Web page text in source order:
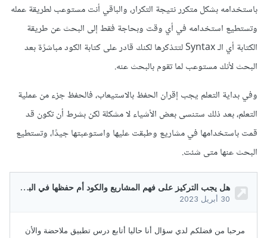
باستخدامه بشكل متكرر نتيجة التكرار، والباقي أنت مستوعب لطريقة عمله
وتستطيع استخدامه في أي وقت وبحاجة فقط إلى البحث عن طريقة
الكتابة أي الـ Syntax لتتذكرها لكنك قادر على كتابة الكود مباشرًة بعد
البحث لأنك مستوعب لما تقوم بالبحث عنه.
وفي بداية التعلم يجب إقران الحفظ بالاستيعاب، فالحفظ جزء من عملية
التعلم، بعد ذلك ستنسى بعض الأشياء لا مشكلة لكن بشرط أن تكون قد
قمت باستخدامها في مشاريع وطبقت عليها واستوعبتها جيدًا، وتستطيع
البحث عنها متى شئت.